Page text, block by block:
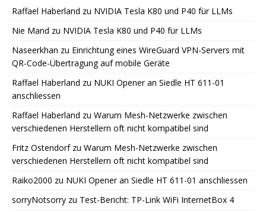
Raffael Haberland zu NVIDIA Tesla K80 und P40 für LLMs
Nie Mand zu NVIDIA Tesla K80 und P40 für LLMs
Naseerkhan zu Einrichtung eines WireGuard VPN-Servers mit
QR-Code-Übertragung auf mobile Geräte
Raffael Haberland zu NUKI Opener an Siedle HT 611-01
anschliessen
Raffael Haberland zu Warum Mesh-Netzwerke zwischen
verschiedenen Herstellern oft nicht kompatibel sind
Fritz Ostendorfzu Warum Mesh-Netzwerke zwischen
verschiedenen Herstellern oft nicht kompatibel sind
Raiko2000 zu NUKI Opener an Siedle HT 611-01 anschliessen
sorryNotsorry zu Test-Bericht: TP-Link WiFi InternetBox 4